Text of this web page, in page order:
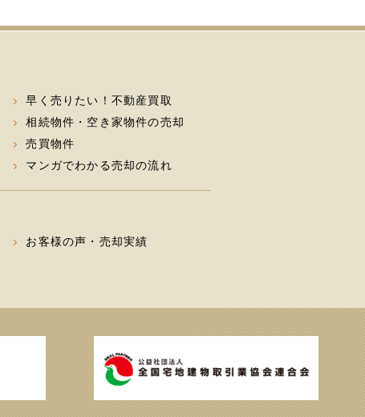
早く売りたい！不動産買取
相続物件・空き家物件の売却
売買物件
マンガでわかる売却の流れ
お客様の声・売却実績